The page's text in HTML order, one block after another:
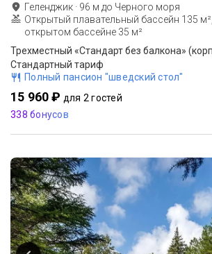
Геленджик · 96 м до Черного моря
Открытый плавательный бассейн 135
открытом бассейне 35 м²
Трехместный «Стандарт без балкона»
Стандартный тариф
Полный пансион "шведский стол"
15 960 ₽ для 2 гостей
338 бонусов